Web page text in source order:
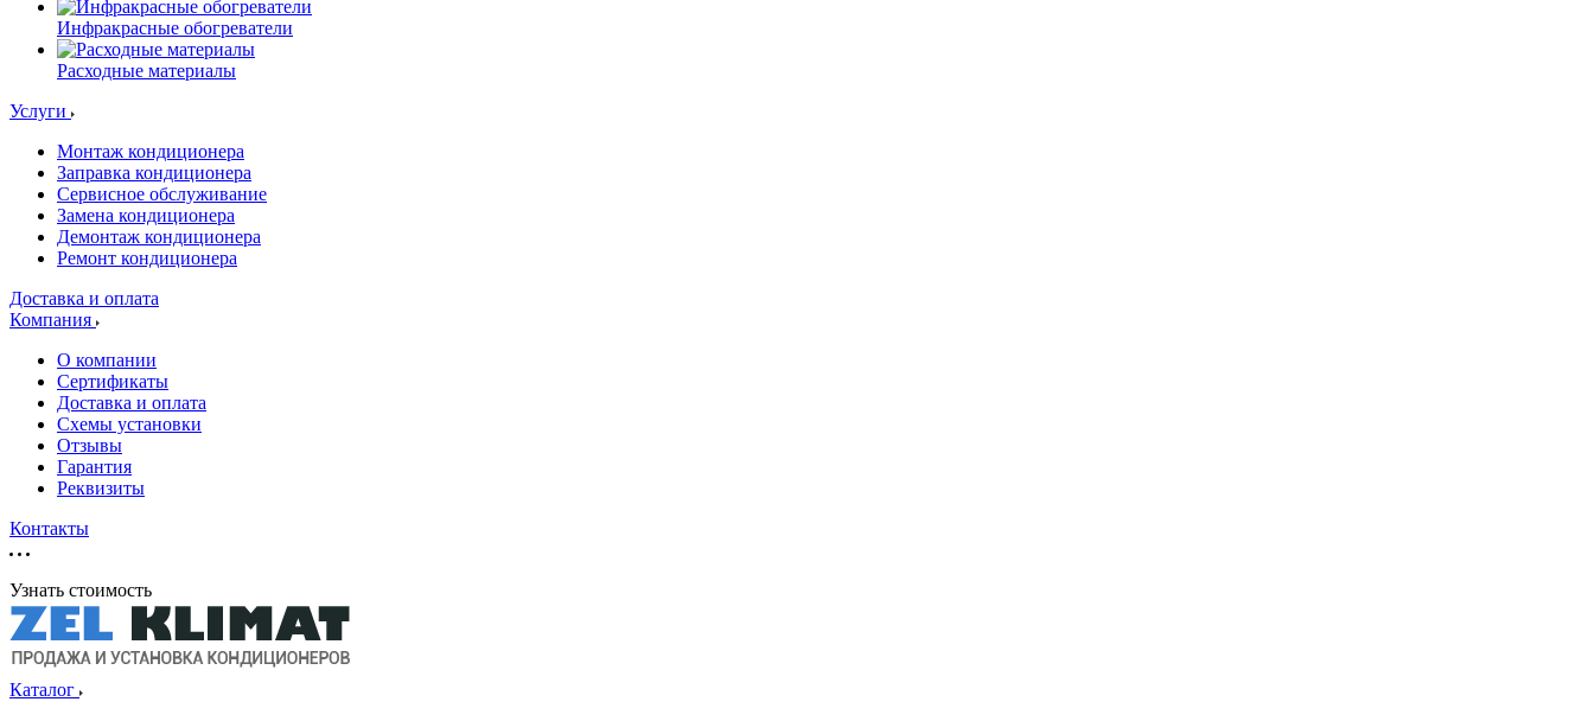
Инфракрасные обогреватели
Расходные материалы
Услуги
Монтаж кондиционера
Заправка кондиционера
Сервисное обслуживание
Замена кондиционера
Демонтаж кондиционера
Ремонт кондиционера
Доставка и оплата
Компания
О компании
Сертификаты
Доставка и оплата
Схемы установки
Отзывы
Гарантия
Реквизиты
Контакты
Узнать стоимость
Каталог